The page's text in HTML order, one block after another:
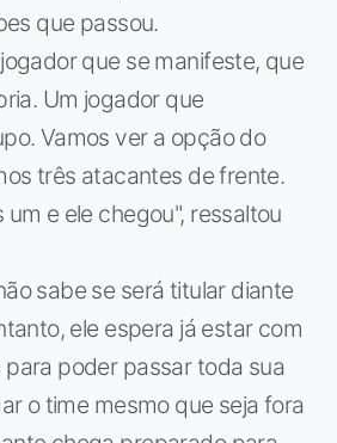
que passou.
que se manifeste, que
Um jogador que
Vamos ver a opção do
três atacantes de frente.
e ele chegou", ressaltou
sabe se será titular diante
ele espera já estar com
poder passar toda sua
o time mesmo que seja fora